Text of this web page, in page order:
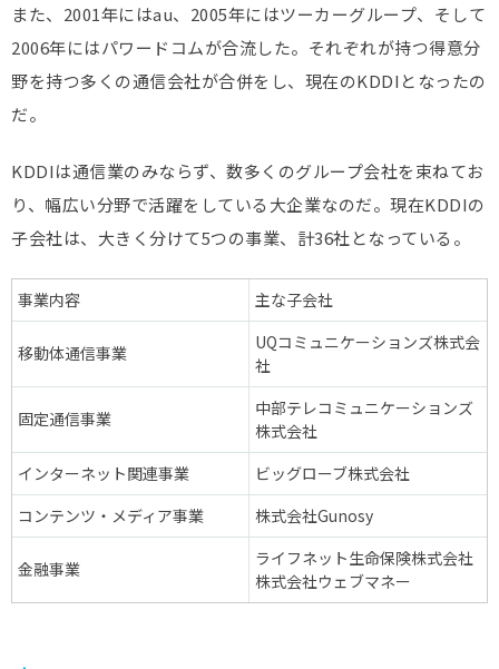
また、2001年にはau、2005年にはツーカーグループ、そして
2006年にはパワードコムが合流した。それぞれが持つ得意分
野を持つ多くの通信会社が合併をし、現在のKDDIとなったの
だ。
KDDIは通信業のみならず、数多くのグループ会社を束ねてお
り、幅広い分野で活躍をしている大企業なのだ。現在KDDIの
子会社は、大きく分けて5つの事業、計36社となっている。
事業内容 主な子会社
移動体通信事業
UQコミュニケーションズ株式会
社
固定通信事業
中部テレコミュニケーションズ
株式会社
インターネット関連事業
ビッグローブ株式会社
コンテンツ・メディア事業
株式会社Gunosy
金融事業
ライフネット生命保険株式会社
株式会社ウェブマネー